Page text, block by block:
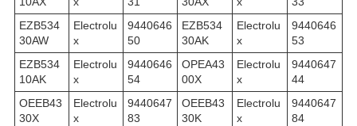
EZB534
30AW
Electrolu
x
9440646
50
EZB534
30AK
Electrolu
x
9440646
53
EZB534
10AK
Electrolu
x
9440646
54
OPEA43
00X
Electrolu
x
9440647
44
OEEB43
30X
Electrolu
x
9440647
83
OEEB43
30K
Electrolu
x
9440647
84